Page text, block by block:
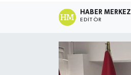
HABER MERKEZI
EDITÖR
ESENTEPE
GAZİMAĞUSA